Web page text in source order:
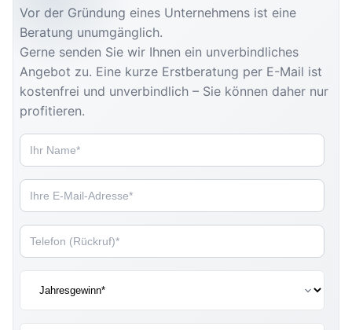
Vor der Gründung eines Unternehmens ist eine
Beratung unumgänglich.
Gerne senden Sie wir Ihnen ein unverbindliches
Angebot zu. Eine kurze Erstberatung per E-Mail ist
kostenfrei und unverbindlich – Sie können daher nur
profitieren.